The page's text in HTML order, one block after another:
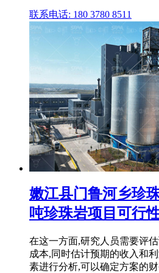
联系电话: 180 3780 8511
嫩江县门鲁河乡珍
吨珍珠岩项目可行
在这一方面,研究人员需要评
成本,同时估计预期的收入和
素进行分析,可以确定方案的